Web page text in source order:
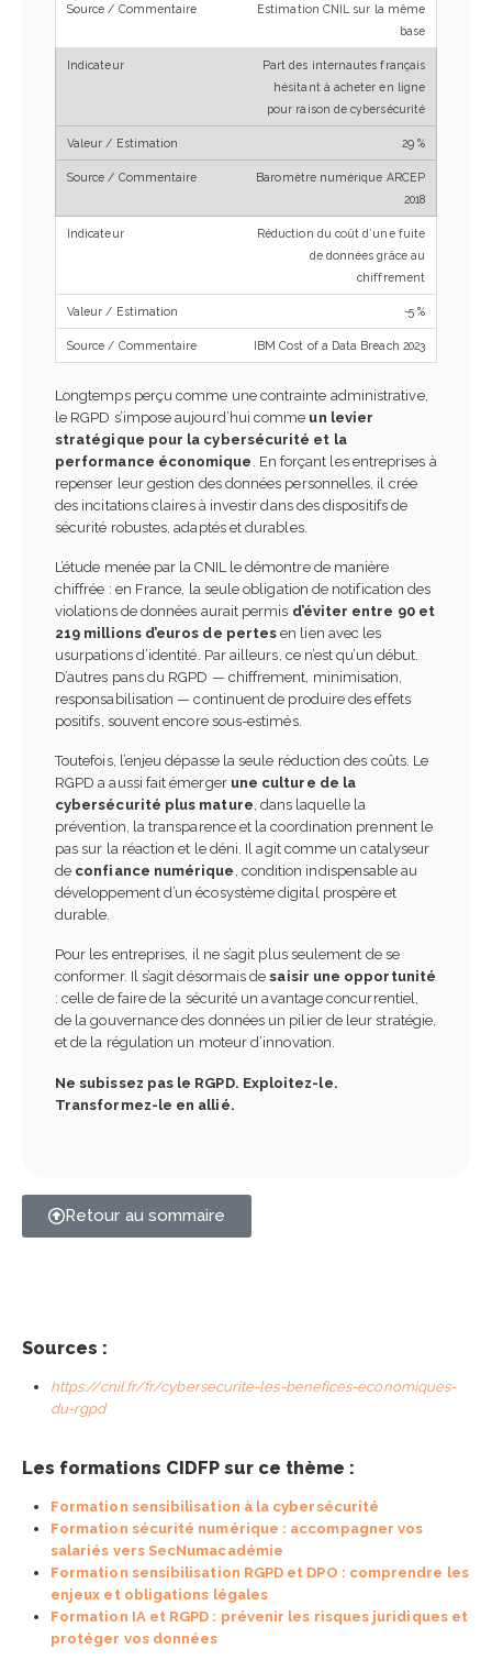
Estimation CNIL sur la même
base
Part des internautes français
hésitant à acheter en ligne
pour raison de cybersécurité
29 %
Baromètre numérique ARCEP
2018
Réduction du coût d’une fuite
de données grâce au
chiffrement
-5 %
IBM Cost of a Data Breach 2023
Longtemps perçu comme une contrainte administrative,
le RGPD s’impose aujourd’hui comme un levier
stratégique pour la cybersécurité et la
performance économique . En forçant les entreprises à
repenser leur gestion des données personnelles, il crée
des incitations claires à investir dans des dispositifs de
sécurité robustes, adaptés et durables.
L’étude menée par la CNIL le démontre de manière
chiffrée : en France, la seule obligation de notification des
violations de données aurait permis d’éviter entre 90 et
219 millions d’euros de pertes en lien avec les
usurpations d’identité. Par ailleurs, ce n’est qu’un début.
D’autres pans du RGPD — chiffrement, minimisation,
responsabilisation — continuent de produire des effets
positifs, souvent encore sous-estimés.
Toutefois, l’enjeu dépasse la seule réduction des coûts. Le
RGPD a aussi fait émerger une culture de la
cybersécurité plus mature, dans laquelle la
prévention, la transparence et la coordination prennent le
pas sur la réaction et le déni. Il agit comme un catalyseur
de confiance numérique , condition indispensable au
développement d’un écosystème digital prospère et
durable.
Pour les entreprises, il ne s’agit plus seulement de se
conformer. Il s’agit désormais desaisir une opportunité
: celle de faire de la sécurité un avantage concurrentiel,
de la gouvernance des données un pilier de leur stratégie,
et de la régulation un moteur d’innovation.
Ne subissez pas le RGPD. Exploitez-le.
Transformez-le en allié.
Retour au sommaire
Sources :
https://cnil.fr/fr/cybersecurite-les-benefices-economiques-
du-rgpd
Les formations CIDFP sur ce thème :
Formation sensibilisation à la cybersécurité
Formation sécurité numérique : accompagner vos
salariés vers SecNumacadémie
Formation sensibilisation RGPD et DPO : comprendre les
enjeux et obligations légales
Formation IA et RGPD : prévenir les risques juridiques et
protéger vos données